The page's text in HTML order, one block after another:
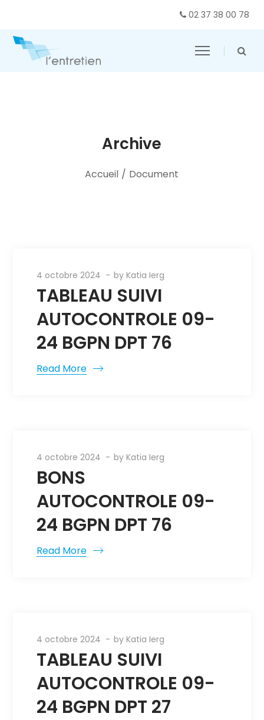
02 37 38 00 78
Archive
Accueil / Document
4 octobre 2024 byKatia Ierg
TABLEAU SUIVI
AUTOCONTROLE 09-
24 BGPN DPT 76
Read More
4 octobre 2024 byKatia Ierg
BONS
AUTOCONTROLE 09-
24 BGPN DPT 76
Read More
4 octobre 2024 byKatia Ierg
TABLEAU SUIVI
AUTOCONTROLE 09-
24 BGPN DPT 27